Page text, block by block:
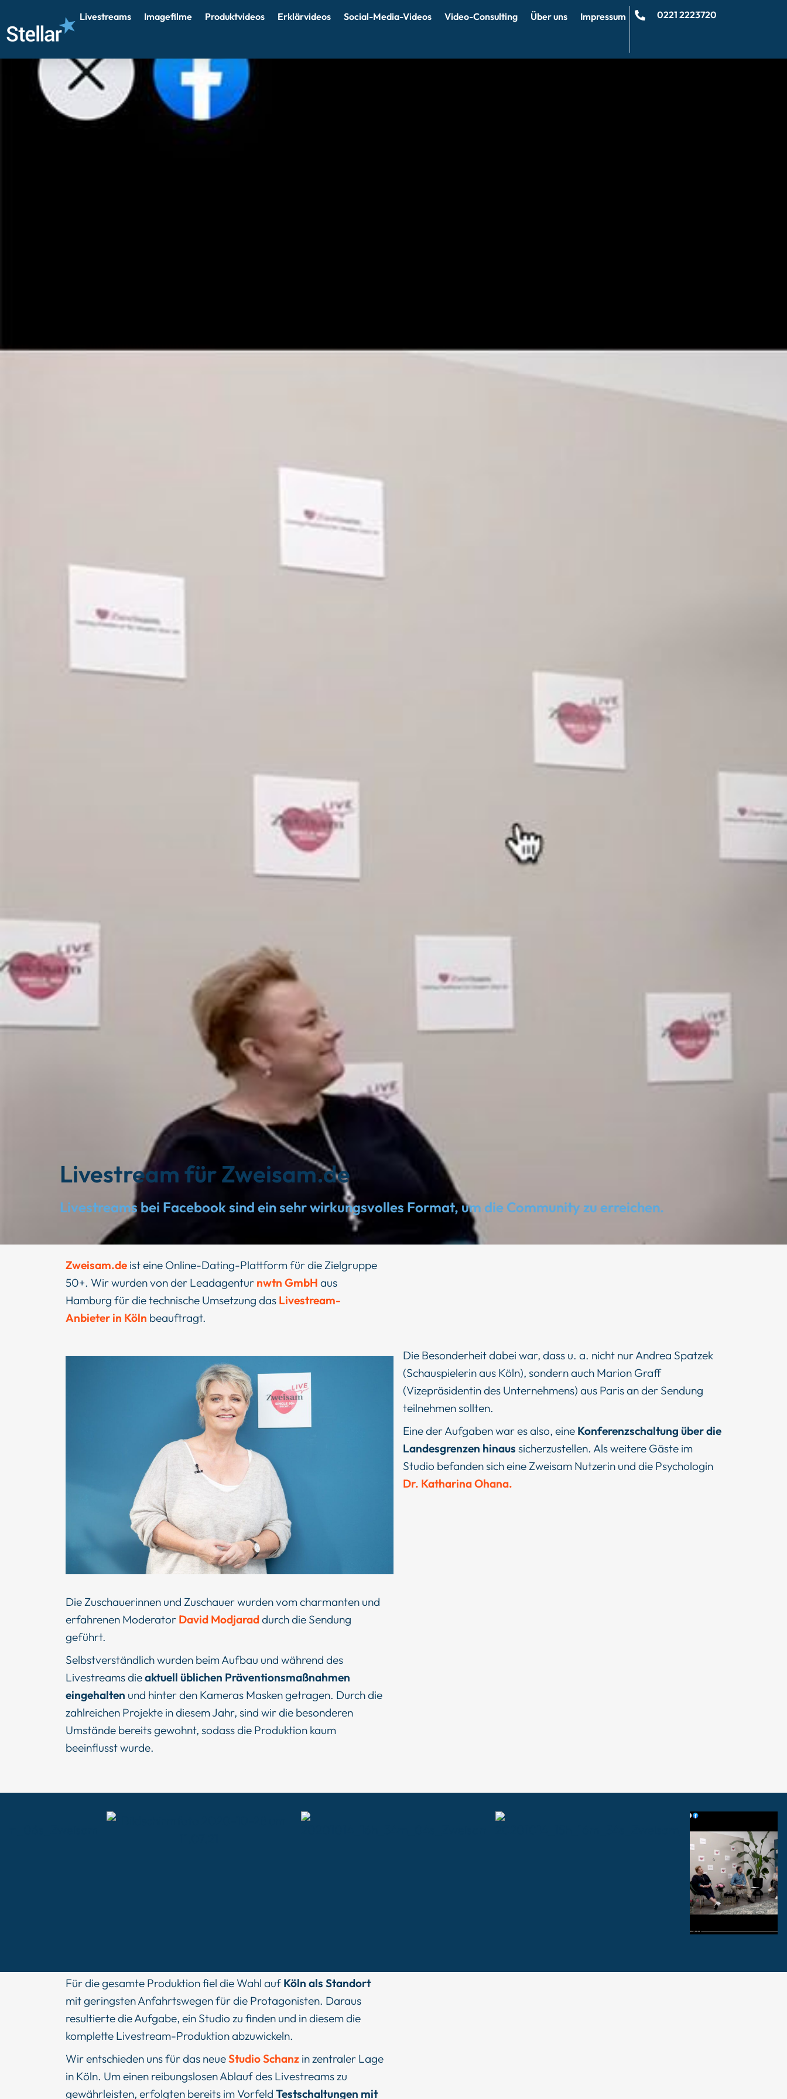
Livestreams Imagefilme Produktvideos Erklärvideos Social-Media-Videos Video-Consulting Über uns Impressum 0221 2223720
Livestream für Zweisam.de
Livestreams bei Facebook sind ein sehr wirkungsvolles Format, um die Community zu erreichen.
Zweisam.de ist eine Online-Dating-Plattform für die Zielgruppe
50+. Wir wurden von der Leadagentur nwtn GmbH aus
Hamburg für die technische Umsetzung das Livestream-
Anbieter in Köln beauftragt.
Die Besonderheit dabei war, dass u. a. nicht nur Andrea Spatzek
(Schauspielerin aus Köln), sondern auch Marion Graff
(Vizepräsidentin des Unternehmens) aus Paris an der Sendung
teilnehmen sollten.
Eine der Aufgaben war es also, eine Konferenzschaltung über die
Landesgrenzen hinaus sicherzustellen. Als weitere Gäste im
Studio befanden sich eine Zweisam Nutzerin und die Psychologin
Dr. Katharina Ohana.
Die Zuschauerinnen und Zuschauer wurden vom charmanten und
erfahrenen Moderator David Modjaraddurch die Sendung
geführt.
Selbstverständlich wurden beim Aufbau und während des
Livestreams dieaktuell üblichen Präventionsmaßnahmen
eingehalten und hinter den Kameras Masken getragen. Durch die
zahlreichen Projekte in diesem Jahr, sind wir die besonderen
Umstände bereits gewohnt, sodass die Produktion kaum
beeinflusst wurde.
Für die gesamte Produktion fiel die Wahl auf Köln als Standort
mit geringsten Anfahrtswegen für die Protagonisten. Daraus
resultierte die Aufgabe, ein Studio zu finden und in diesem die
komplette Livestream-Produktion abzuwickeln.
Wir entschieden uns für das neueStudio Schanz in zentraler Lage
in Köln. Um einen reibungslosen Ablauf des Livestreams zu
gewährleisten, erfolgten bereits im Vorfeld Testschaltungen mit